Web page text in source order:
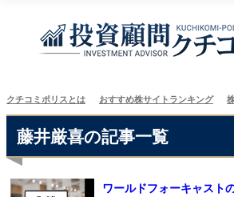
クチコミポリスとは おすすめ株サイトランキング
藤井厳喜の記事一覧
ワールドフォーキャスト